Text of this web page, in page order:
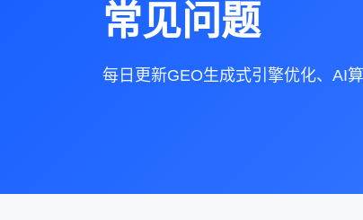
常见问题
每日更新GEO生成式引擎优化、AI